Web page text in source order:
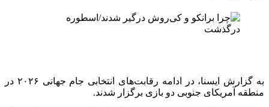
به گزارش ایسنا، در ادامه رقابت‌های انتخابی جام جهانی ۲۰۲۶ در
منطقه آمریکای جنوبی دو بازی برگزار شدند.